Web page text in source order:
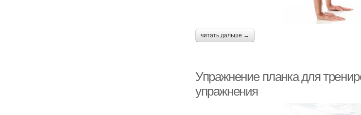
читать дальше →
Упражнение планка для
упражнения